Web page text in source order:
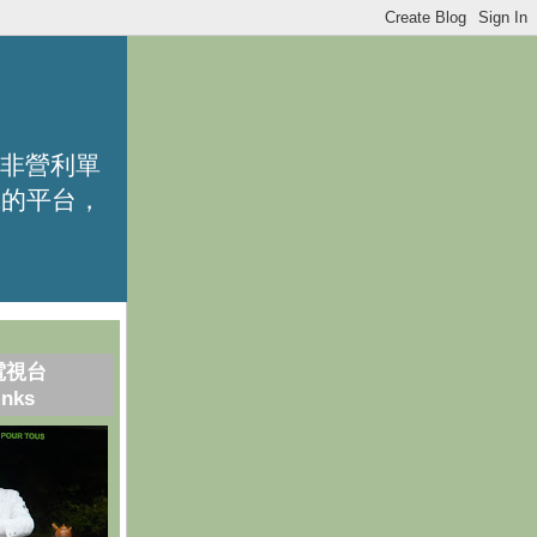
營利單
平台，
視台